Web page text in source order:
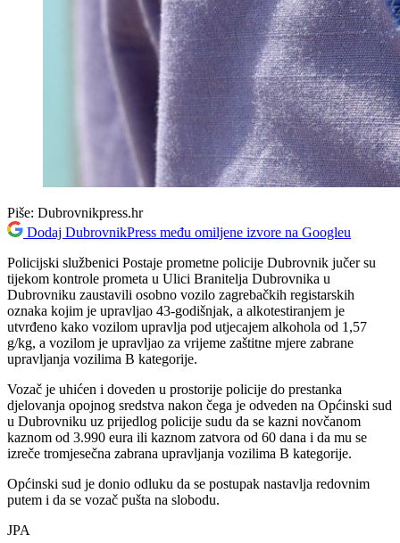
Piše: Dubrovnikpress.hr
Dodaj DubrovnikPress među omiljene izvore na Googleu
Policijski službenici Postaje prometne policije Dubrovnik jučer su
tijekom kontrole prometa u Ulici Branitelja Dubrovnika u
Dubrovniku zaustavili osobno vozilo zagrebačkih registarskih
oznaka kojim je upravljao 43-godišnjak, a alkotestiranjem je
utvrđeno kako vozilom upravlja pod utjecajem alkohola od 1,57
g/kg, a vozilom je upravljao za vrijeme zaštitne mjere zabrane
upravljanja vozilima B kategorije.
Vozač je uhićen i doveden u prostorije policije do prestanka
djelovanja opojnog sredstva nakon čega je odveden na Općinski sud
u Dubrovniku uz prijedlog policije sudu da se kazni novčanom
kaznom od 3.990 eura ili kaznom zatvora od 60 dana i da mu se
izreče tromjesečna zabrana upravljanja vozilima B kategorije.
Općinski sud je donio odluku da se postupak nastavlja redovnim
putem i da se vozač pušta na slobodu.
JPA